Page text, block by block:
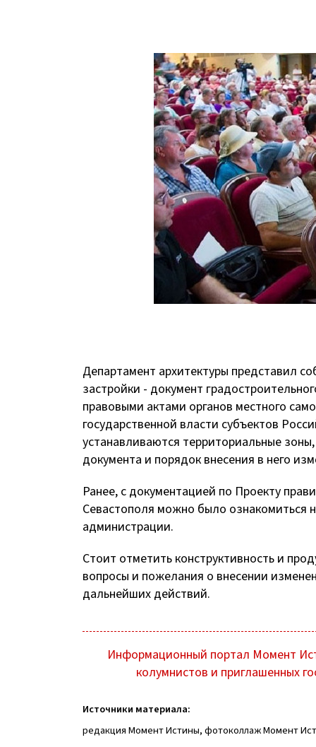
Департамент архитектуры представил
застройки - документ
правовыми актами органов местного
государственной власти субъектов
устанавливаются территориальные
документа и порядок внесения в него
Ранее, с документацией по Проекту
Севастополя можно было ознакомиться
администрации.
Стоит отметить конструктивность и
вопросы и пожелания о внесении
дальнейших действий.
Информационный портал Момент
колумнистов и приглашенных
Источники материала:
редакция Момент Истины, фотоколлаж Момент